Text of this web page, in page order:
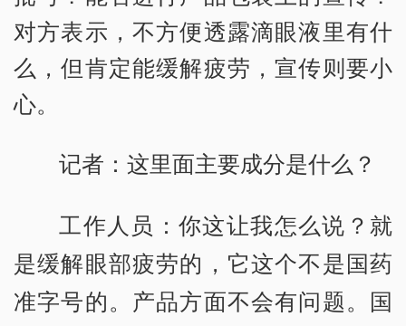
对方表示，不方便透露滴眼液里有什
么，但肯定能缓解疲劳，宣传则要小
心。
记者：这里面主要成分是什么？
工作人员：你这让我怎么说？就
是缓解眼部疲劳的，它这个不是国药
准字号的。产品方面不会有问题。国